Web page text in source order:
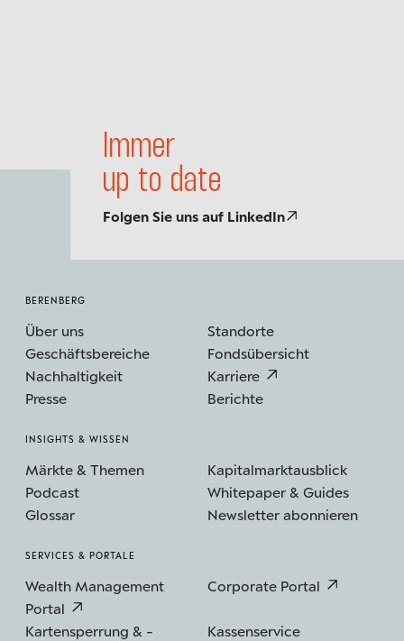
Immer
up to date
Folgen Sie uns auf LinkedIn
BERENBERG
Über uns
Standorte
Geschäftsbereiche
Fondsübersicht
Nachhaltigkeit
Karriere
Presse
Berichte
INSIGHTS & WISSEN
Märkte & Themen
Kapitalmarktausblick
Podcast
Whitepaper & Guides
Glossar
Newsletter abonnieren
SERVICES & PORTALE
Wealth Management
Portal
Corporate Portal
Kartensperrung & -
Kassenservice